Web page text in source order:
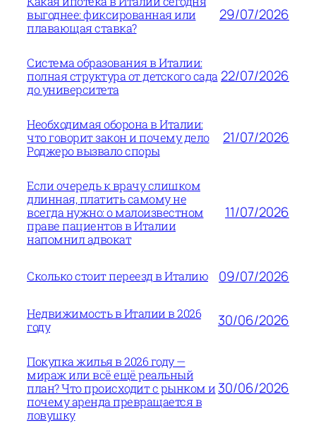
выгоднее: фиксированная или
плавающая ставка?
29/07/2026
Система образования в Италии:
полная структура от детского сада
до университета
22/07/2026
Необходимая оборона в Италии:
что говорит закон и почему дело
Роджеро вызвало споры
21/07/2026
Если очередь к врачу слишком
длинная, платить самому не
всегда нужно: о малоизвестном
праве пациентов в Италии
напомнил адвокат
11/07/2026
Сколько стоит переезд в Италию 09/07/2026
Недвижимость в Италии в 2026
году
30/06/2026
Покупка жилья в 2026 году —
мираж или всё ещё реальный
план? Что происходит с рынком и
почему аренда превращается в
ловушку
30/06/2026